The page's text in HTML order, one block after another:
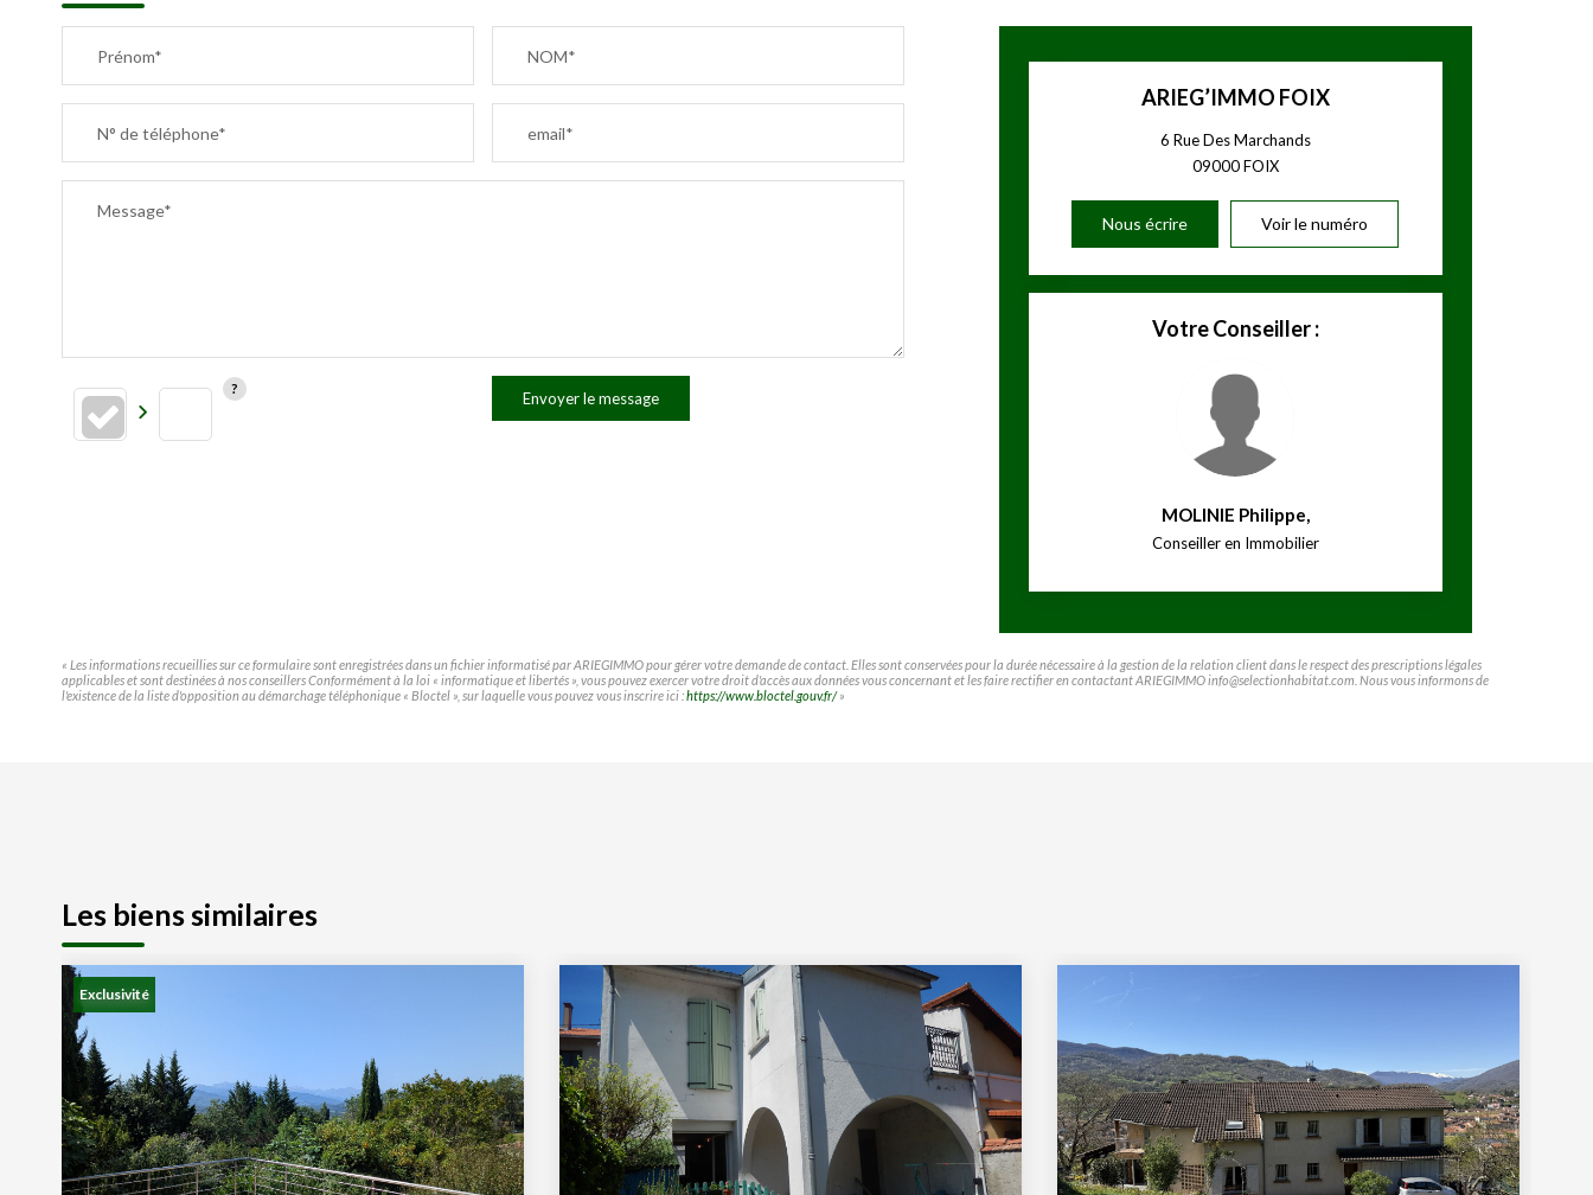
Prénom* NOM*
N° de téléphone* email*
Message*
Envoyer le message
ARIEG’IMMO FOIX
6 Rue Des Marchands
09000FOIX
Nous écrire Voir le numéro
Votre Conseiller :
MOLINIE Philippe,
Conseiller en Immobilier
« Les informations recueillies sur ce formulaire sont enregistrées dans un fichier informatisé par ARIEGIMMO pour gérer votre demande de contact. Elles sont conservées pour la durée nécessaire à la gestion de la relation client dans le respect des prescriptions légales
applicables et sont destinées à nos conseillers Conformément à la loi « informatique et libertés », vous pouvez exercer votre droit d'accès aux données vous concernant et les faire rectifier en contactant ARIEGIMMO info@selectionhabitat.com. Nous vous informons de
l'existence de la liste d'opposition au démarchage téléphonique « Bloctel », sur laquelle vous pouvez vous inscrire ici :https://www.bloctel.gouv.fr/»
Les biens similaires
Exclusivité